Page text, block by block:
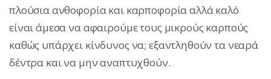
πλούσια ανθοφορία και καρποφορία αλλά καλό
είναι άμεσα να αφαιρούμε τους μικρούς καρπούς
καθώς υπάρχει κίνδυνος να; εξαντληθούν τα νεαρά
δέντρα και να μην αναπτυχθούν.